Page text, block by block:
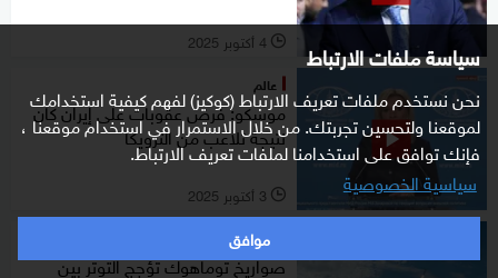
سياسة ملفات الارتباط
نحن نستخدم ملفات تعريف الارتباط (كوكيز) لفهم كيفية استخدامك
لموقعنا ولتحسين تجربتك. من خلال الاستمرار في استخدام موقعنا ،
فإنك توافق على استخدامنا لملفات تعريف الارتباط.
سياسية الخصوصية
موافق
l 4 أكتوبر 2025
عالم
موسكو: فرض عقوبات على إيران كان
نتيجة تلاعب من الترويكا
l 3 أكتوبر 2025
عالم
صواريخ توماهوك تؤجج التوتر بين